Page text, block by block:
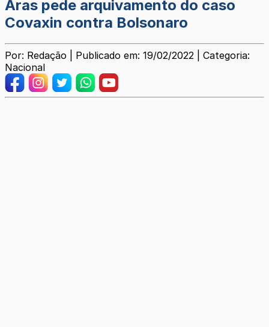
Aras pede arquivamento do caso
Covaxin contra Bolsonaro
Por: Redação | Publicado em: 19/02/2022 | Categoria:
Nacional